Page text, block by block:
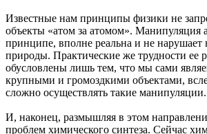
Известные нам принципы физики не
объекты «атом за атомом». Манипуляция
принципе, вполне реальна и не нарушает
природы. Практические же трудности ее
обусловлены лишь тем, что мы сами
крупными и громоздкими объектами,
сложно осуществлять такие манипуляции.
И, наконец, размышляя в этом
проблем химического синтеза. Сейчас